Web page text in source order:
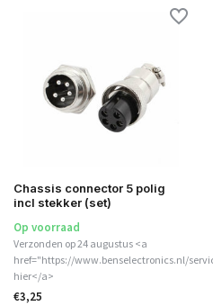
Chassis connector 5 polig
incl stekker (set)
Op voorraad
Verzonden op 24 augustus <a
href="https://www.benselectronics.nl/
hier</a>
€3,25